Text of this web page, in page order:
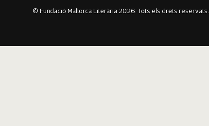
© Fundació Mallorca Literària 2026. Tots els drets reservats.